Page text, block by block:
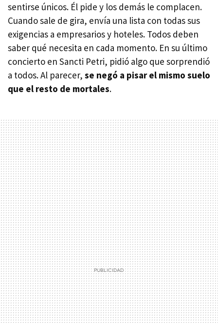
sentirse únicos. Él pide y los demás le complacen.
Cuando sale de gira, envía una lista con todas sus
exigencias a empresarios y hoteles. Todos deben
saber qué necesita en cada momento. En su último
concierto en Sancti Petri, pidió algo que sorprendió
a todos. Al parecer, se negó a pisar el mismo suelo
que el resto de mortales.